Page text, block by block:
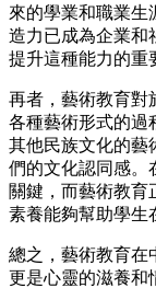
來的學業和職業生
造力已成為企業和
提升這種能力的重
再者，藝術教育對
各種藝術形式的過
其他民族文化的藝
們的文化認同感。
關鍵，而藝術教育
素養能夠幫助學生
總之，藝術教育在
更是心靈的滋養和